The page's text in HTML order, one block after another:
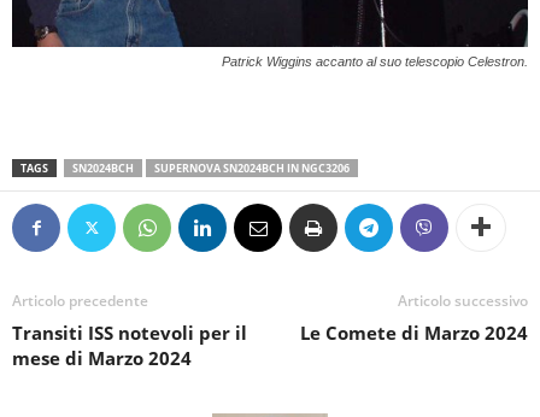
Patrick Wiggins accanto al suo telescopio Celestron.
TAGS SN2024BCH SUPERNOVA SN2024BCH IN NGC3206
Articolo precedente
Transiti ISS notevoli per il
mese di Marzo 2024
Articolo successivo
Le Comete di Marzo 2024